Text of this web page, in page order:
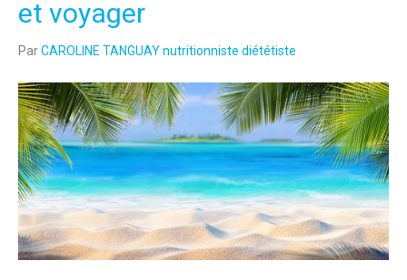
et voyager
ParCAROLINE TANGUAY nutritionniste diététiste